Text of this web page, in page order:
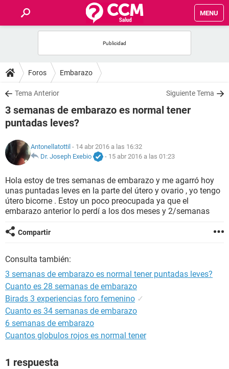
MENU
FOROS
SALUD
FAMILIA
NUTRICIÓN
SEXUALIDAD
Foros Embarazo
Tema Anterior Siguiente Tema
3 semanas de embarazo es normal tener
puntadas leves?
Antonellatottil - 14 abr 2016 a las 16:32
Dr. Joseph Exebio
- 15 abr 2016 a las 01:23
Hola estoy de tres semanas de embarazo y me agarró hoy
unas puntadas leves en la parte del útero y ovario , yo tengo
útero bicorne . Estoy un poco preocupada ya que el
embarazo anterior lo perdí a los dos meses y 2/semanas
Compartir
Consulta también:
3 semanas de embarazo es normal tener puntadas leves?
Cuanto es 28 semanas de embarazo
Birads 3 experiencias foro femenino ✓
Cuanto es 34 semanas de embarazo
6 semanas de embarazo
Cuantos globulos rojos es normal tener
1 respuesta